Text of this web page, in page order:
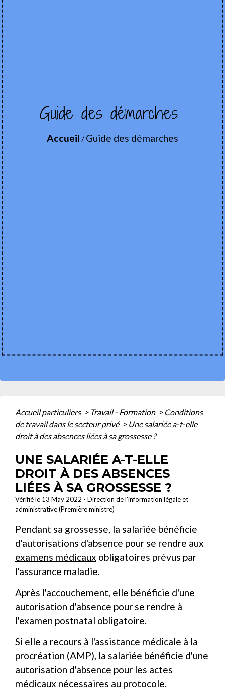
Guide des démarches
Accueil / Guide des démarches
Accueil particuliers > Travail - Formation > Conditions
de travail dans le secteur privé > Une salariée a-t-elle
droit à des absences liées à sa grossesse ?
UNE SALARIÉE A-T-ELLE
DROIT À DES ABSENCES
LIÉES À SA GROSSESSE ?
Vérifié le 13 May 2022 - Direction de l'information légale et
administrative (Première ministre)
Pendant sa grossesse, la salariée bénéficie
d'autorisations d'absence pour se rendre aux
examens médicaux obligatoires prévus par
l'assurance maladie.
Après l'accouchement, elle bénéficie d'une
autorisation d'absence pour se rendre à
l'examen postnatal obligatoire.
Si elle a recours à l'assistance médicale à la
procréation (AMP), la salariée bénéficie d'une
autorisation d'absence pour les actes
médicaux nécessaires au protocole.